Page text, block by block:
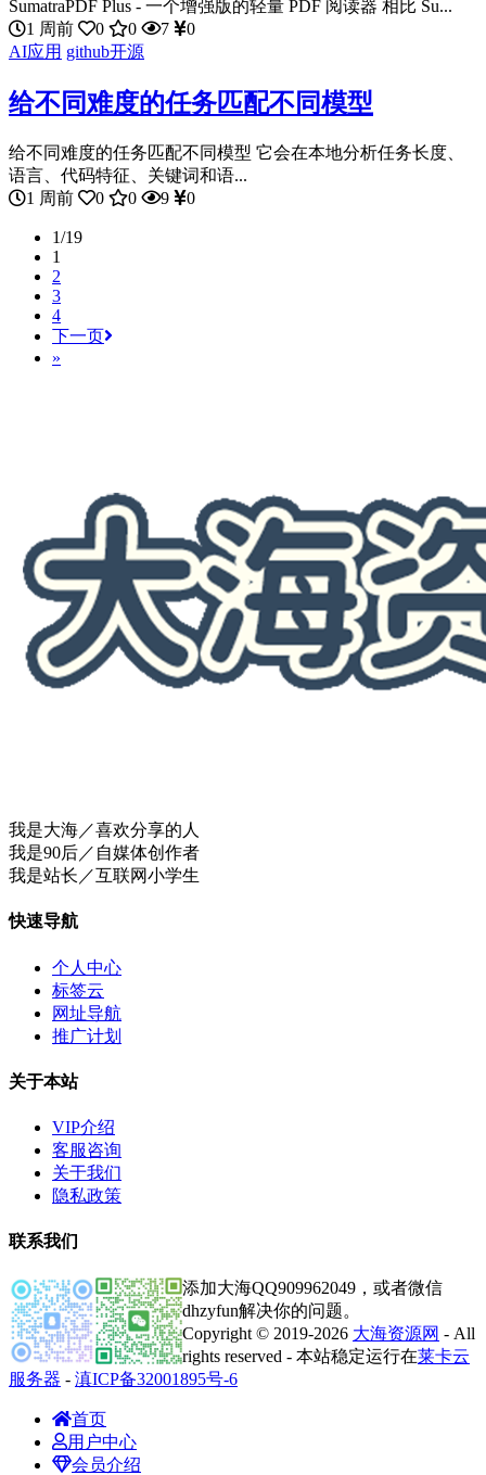
SumatraPDF Plus - 一个增强版的轻量 PDF 阅读器 相比 Su...
1 周前
0 0 7
0
AI应用 github开源
给不同难度的任务匹配不同模型
给不同难度的任务匹配不同模型 它会在本地分析任务长度、
语言、代码特征、关键词和语...
1 周前
0 0 9 0
1/19
1
2
3
4
下一页
»
我是大海／喜欢分享的人
我是90后／自媒体创作者
我是站长／互联网小学生
快速导航
个人中心
标签云
网址导航
推广计划
关于本站
VIP介绍
客服咨询
关于我们
隐私政策
联系我们
添加大海QQ909962049，或者微信
dhzyfun解决你的问题。
Copyright © 2019-2026 大海资源网 - All
rights reserved - 本站稳定运行在莱卡云
服务器 - 滇ICP备32001895号-6
首页
用户中心
会员介绍